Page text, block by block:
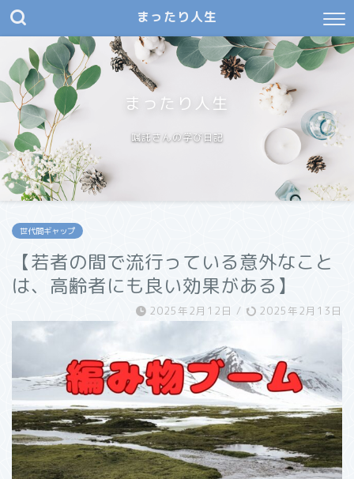
まったり人生
まったり人生
嘱託さんの学び日記
世代間ギャップ
【若者の間で流行っている意外なこと
は、高齢者にも良い効果がある】
2025年2月12日 / 2025年2月13日